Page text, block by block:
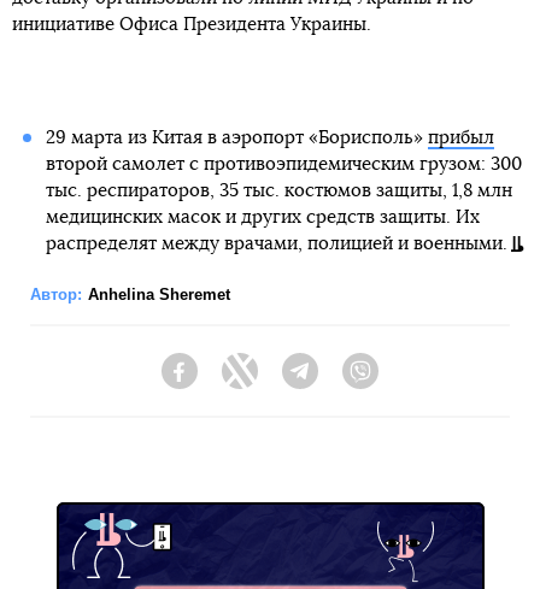
инициативе Офиса Президента Украины.
29 марта из Китая в аэропорт «Борисполь» прибыл
второй самолет с противоэпидемическим грузом: 300
тыс. респираторов, 35 тыс. костюмов защиты, 1,8 млн
медицинских масок и других средств защиты. Их
распределят между врачами, полицией и военными.
Автор: Anhelina Sheremet
FacebookTwitter Telegram